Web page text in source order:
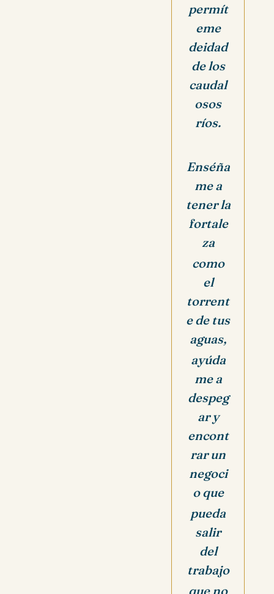
permít
eme
deidad
de los
caudal
osos
ríos.
Enséña
me a
tener la
fortale
za
como
el
torrent
e de tus
aguas,
ayúda
me a
despeg
ar y
encont
rar un
negoci
o que
pueda
salir
del
trabajo
que no